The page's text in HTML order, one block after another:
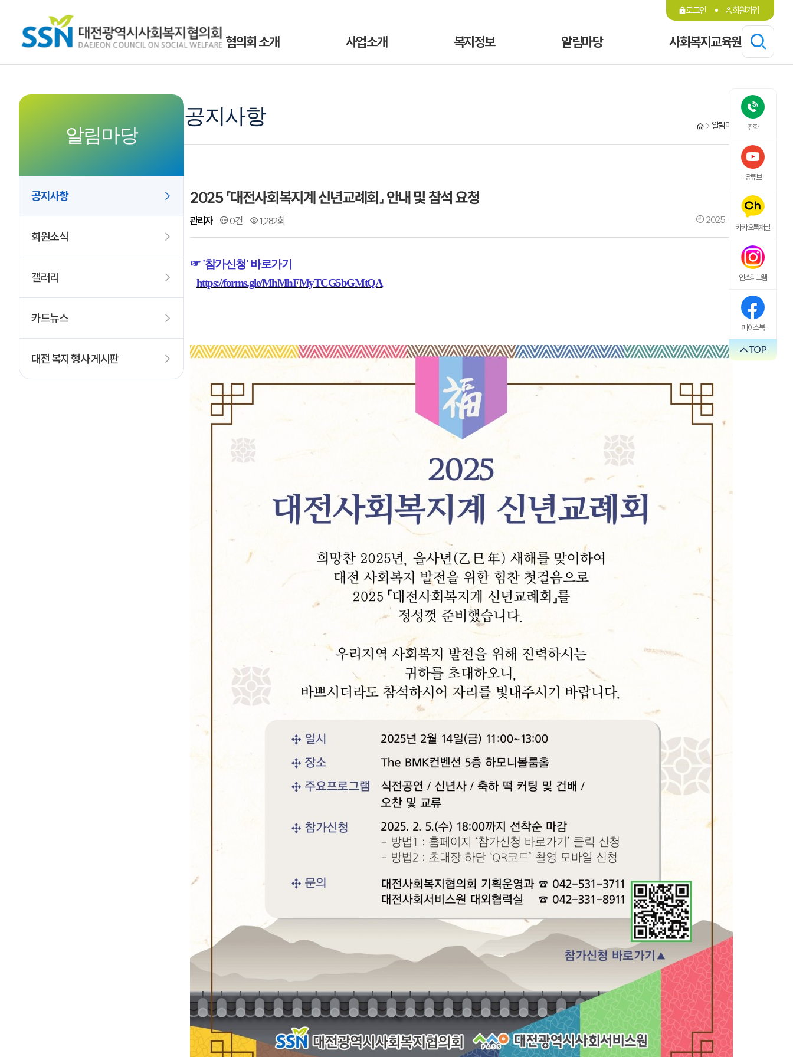
전화
유튜브
카카오톡채널
인스타그램
페이스북
TOP
로그인 회원가입
협의회 소개 사업소개 복지정보 알림마당 사회복지교육원
알림마당
공지사항
회원소식
갤러리
카드뉴스
대전 복지 행사 게시판
공지사항 알림마당 공지사항
2025 「대전사회복지계 신년교례회」 안내 및 참석 요청
관리자 0건 1,282회 2025. 01. 21. 14:57
☞ '참가신청' 바로가기
https://forms.gle/MhMhFMyTCG5bGMtQA